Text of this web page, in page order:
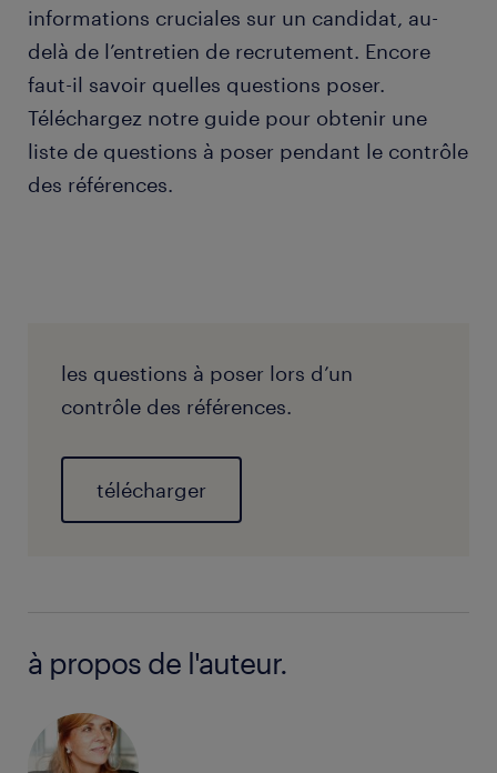
informations cruciales sur un candidat, au-
delà de l’entretien de recrutement. Encore
faut-il savoir quelles questions poser.
Téléchargez notre guide pour obtenir une
liste de questions à poser pendant le contrôle
des références.
les questions à poser lors d’un
contrôle des références.
télécharger
à propos de l'auteur.